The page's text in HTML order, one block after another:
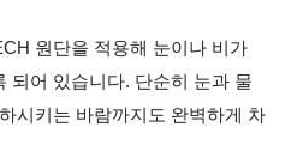
원단을 적용해 눈이나 비가
되어 있습니다. 단순히 눈과 물
시키는 바람까지도 완벽하게 차